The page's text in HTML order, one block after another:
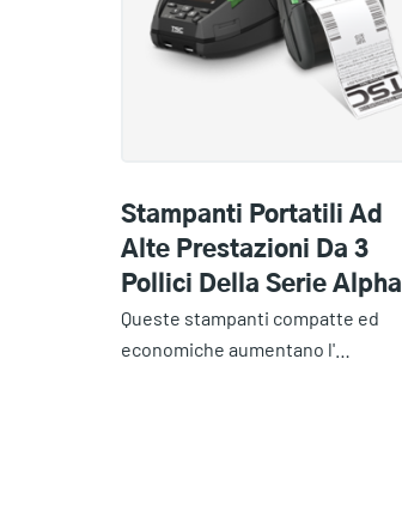
Stampanti Portatili Ad
Alte Prestazioni Da 3
Pollici Della Serie Alpha
Queste stampanti compatte ed
economiche aumentano l'…